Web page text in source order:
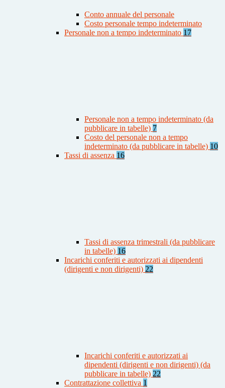
Conto annuale del personale
Costo personale tempo indeterminato
Personale non a tempo indeterminato 17
Personale non a tempo indeterminato (da
pubblicare in tabelle) 7
Costo del personale non a tempo
indeterminato (da pubblicare in tabelle) 10
Tassi di assenza 16
Tassi di assenza trimestrali (da pubblicare
in tabelle) 16
Incarichi conferiti e autorizzati ai dipendenti
(dirigenti e non dirigenti) 22
Incarichi conferiti e autorizzati ai
dipendenti (dirigenti e non dirigenti) (da
pubblicare in tabelle) 22
Contrattazione collettiva 1